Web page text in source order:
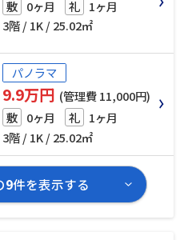
敷 0ヶ月 礼 1ヶ月
3階 / 1K / 25.02㎡
パノラマ
9.9万円 (管理費 11,000円)
敷 0ヶ月 礼 1ヶ月
3階 / 1K / 25.02㎡
9件を表示する